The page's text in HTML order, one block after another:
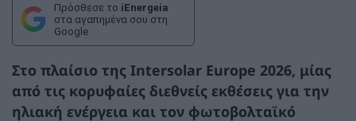
Πρόσθεσε το iEnergeia
στα αγαπημένα σου στη
Google
Στο πλαίσιο της Intersolar Europe 2026, μίας
από τις κορυφαίες διεθνείς εκθέσεις για την
ηλιακή ενέργεια και τον φωτοβολταϊκό